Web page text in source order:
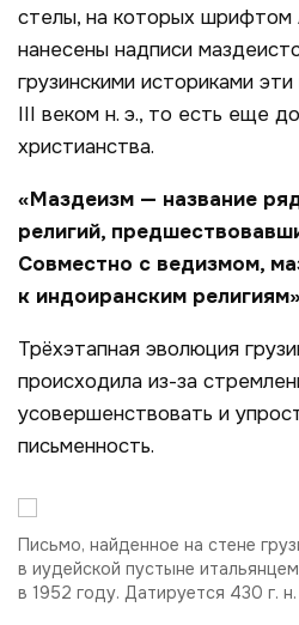
стелы, на которых шрифтом
нанесены надписи
грузинскими историками
III веком н. э., то есть еще
христианства.
«Маздеизм — название
религий,
Совместно с ведизмом,
к индоиранским
Трёхэтапная эволюция
происходила из-за
усовершенствовать и
письменность.
Письмо, найденное на стене
в иудейской пустыне
в 1952 году. Датируется 430 г. н.